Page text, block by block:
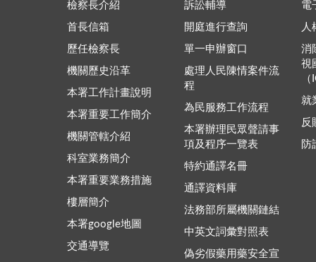
檢察長介紹
首長信箱
歷任檢察長
機關歷史沿革
本署工作計畫說明
本署重要工作簡介
機關管轄介紹
科室業務簡介
本署重要業務措施
樓層簡介
本署google地圖
交通導覽
訴訟輔導
開庭進行查詢
單一申辦窗口
處理人民陳情案件流
程
為民服務工作流程
本署辦理民眾聲請事
項及程序一覽表
特約通譯名冊
通譯資料庫
法務部所屬機關鏈結
中英文詞彙對照表
偽劣假藥用藥安全宣
電
人
消
視
就
反
防